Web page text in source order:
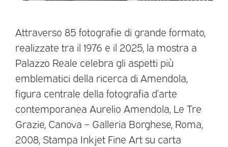
Attraverso 85 fotografie di grande formato,
realizzate tra il 1976 e il 2025, la mostra a
Palazzo Reale celebra gli aspetti più
emblematici della ricerca di Amendola,
figura centrale della fotografia d’arte
contemporanea Aurelio Amendola, Le Tre
Grazie, Canova – Galleria Borghese, Roma,
2008, Stampa Inkjet Fine Art su carta